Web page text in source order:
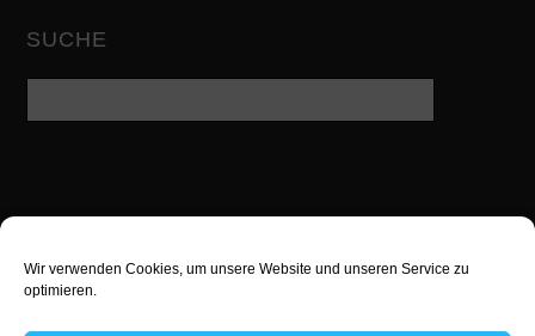
Wir verwenden Cookies, um unsere Website und unseren Service zu
optimieren.
SUCHE
Twitter Facebook Google